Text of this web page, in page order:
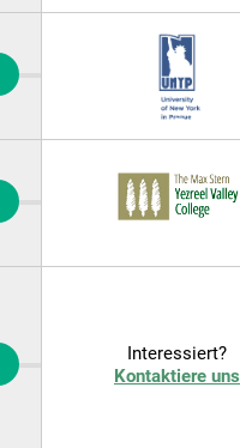
Interessiert?
Kontaktiere uns